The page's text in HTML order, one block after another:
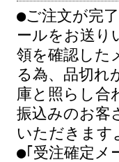
●ご注文が完
ールをお送り
領を確認した
る為、品切れ
庫と照らし合
振込みのお客
いただきます
●｢受注確定メ